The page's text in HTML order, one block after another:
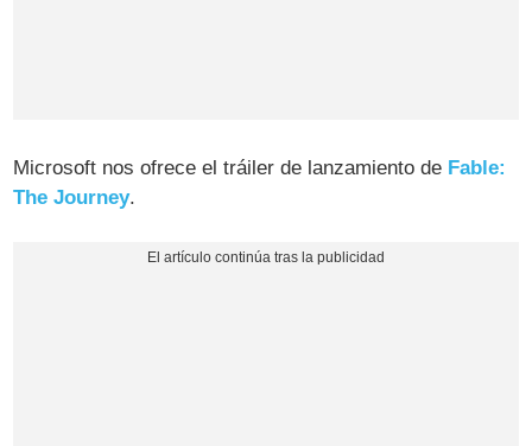
Microsoft nos ofrece el tráiler de lanzamiento de Fable:
The Journey.